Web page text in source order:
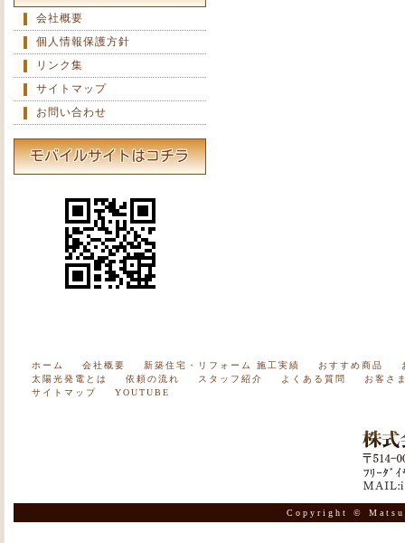
会社概要
個人情報保護方針
リンク集
サイトマップ
お問い合わせ
ホーム 会社概要 新築住宅・リフォーム 施工実績 おすすめ商品
太陽光発電とは
依頼の流れ スタッフ紹介 よくある質問
お客さ
サイトマップ
YOUTUBE
Copyright ©